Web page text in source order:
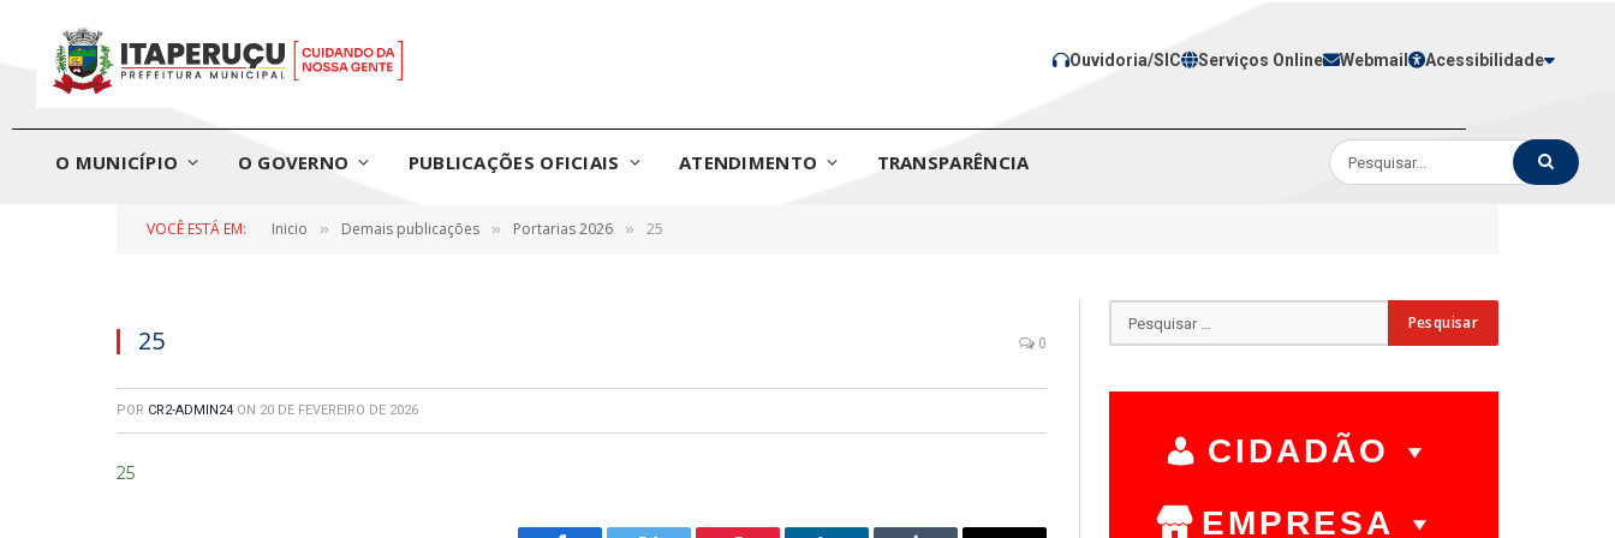
Ouvidoria/SIC Serviços Online Webmail Acessibilidade
O MUNICÍPIO O GOVERNO PUBLICAÇÕES OFICIAIS ATENDIMENTO TRANSPARÊNCIA
VOCÊ ESTÁ EM: Inicio » Demais publicações » Portarias 2026 » 25
25 0
POR CR2-ADMIN24 ON 20 DE FEVEREIRO DE 2026
25
CIDADÃO
EMPRESA